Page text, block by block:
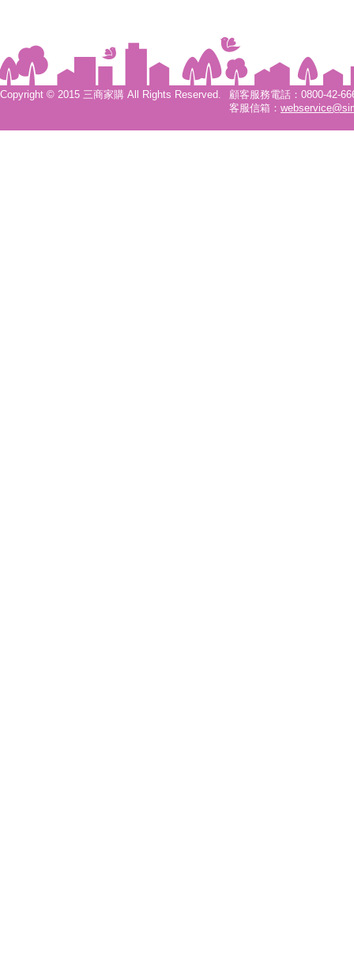
Copyright © 2015 三商家購 All Rights Reserved.
顧客服務電話：0800-42-
客服信箱：